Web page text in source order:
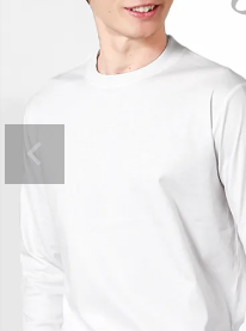
カラー
ホワイト